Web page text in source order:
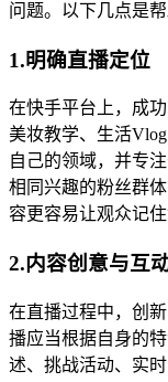
问题。以下几点是
1.明确直播定位
在快手平台上，成
美妆教学、生活
自己的领域，并专
相同兴趣的粉丝群
容更容易让观众记
2.内容创意与互
在直播过程中，创
播应当根据自身的
述、挑战活动、实